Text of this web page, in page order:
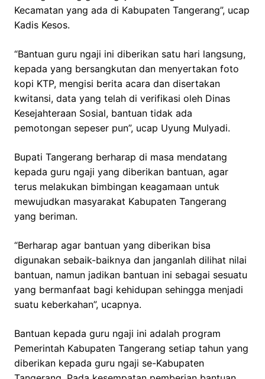
Kecamatan yang ada di Kabupaten Tangerang”, ucap
Kadis Kesos.
“Bantuan guru ngaji ini diberikan satu hari langsung,
kepada yang bersangkutan dan menyertakan foto
kopi KTP, mengisi berita acara dan disertakan
kwitansi, data yang telah di verifikasi oleh Dinas
Kesejahteraan Sosial, bantuan tidak ada
pemotongan sepeser pun”, ucap Uyung Mulyadi.
Bupati Tangerang berharap di masa mendatang
kepada guru ngaji yang diberikan bantuan, agar
terus melakukan bimbingan keagamaan untuk
mewujudkan masyarakat Kabupaten Tangerang
yang beriman.
“Berharap agar bantuan yang diberikan bisa
digunakan sebaik-baiknya dan janganlah dilihat nilai
bantuan, namun jadikan bantuan ini sebagai sesuatu
yang bermanfaat bagi kehidupan sehingga menjadi
suatu keberkahan”, ucapnya.
Bantuan kepada guru ngaji ini adalah program
Pemerintah Kabupaten Tangerang setiap tahun yang
diberikan kepada guru ngaji se-Kabupaten